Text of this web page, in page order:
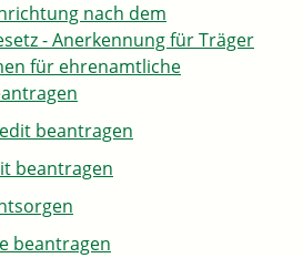
nach dem
- Anerkennung für Träger
für ehrenamtliche
beantragen
beantragen
beantragen